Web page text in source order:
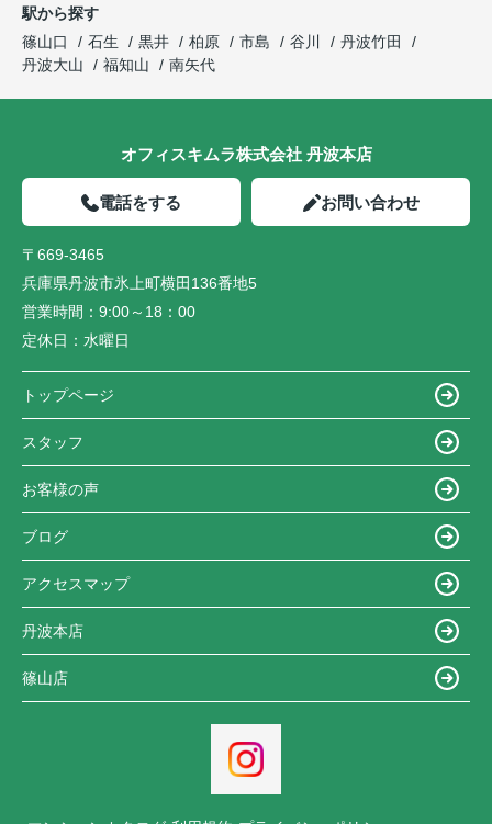
駅から探す
篠山口
石生 黒井 柏原 市島 谷川
丹波竹田
丹波大山
福知山 南矢代
オフィスキムラ株式会社 丹波本店
電話をする お問い合わせ
〒669-3465
兵庫県丹波市氷上町横田136番地5
営業時間： 9:00～18：00
定休日： 水曜日
トップページ
スタッフ
お客様の声
ブログ
アクセスマップ
丹波本店
篠山店